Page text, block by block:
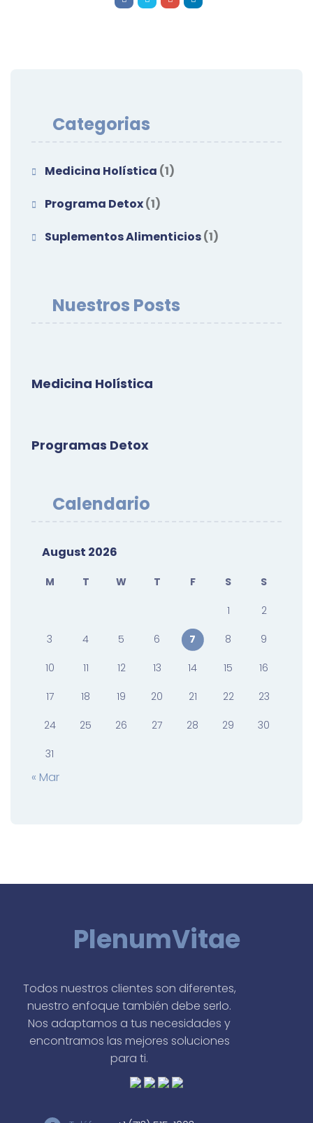
Categorias
Medicina Holística (1)
Programa Detox(1)
Suplementos Alimenticios(1)
Nuestros Posts
Medicina Holística
Programas Detox
Calendario
August 2026
M T W T F S S
1 2
3 4 5 6 7 8 9
10 11 12 13 14 15 16
17 18 19 20 21 22 23
24 25 26 27 28 29 30
31
« Mar
PlenumVitae
Todos nuestros clientes son diferentes,
nuestro enfoque también debe serlo.
Nos adaptamos a tus necesidades y
encontramos las mejores soluciones
para ti.